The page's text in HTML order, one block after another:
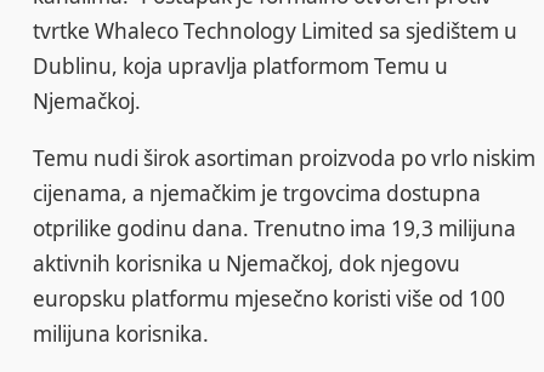
tvrtke Whaleco Technology Limited sa sjedištem u
Dublinu, koja upravlja platformom Temu u
Njemačkoj.
Temu nudi širok asortiman proizvoda po vrlo niskim
cijenama, a njemačkim je trgovcima dostupna
otprilike godinu dana. Trenutno ima 19,3 milijuna
aktivnih korisnika u Njemačkoj, dok njegovu
europsku platformu mjesečno koristi više od 100
milijuna korisnika.